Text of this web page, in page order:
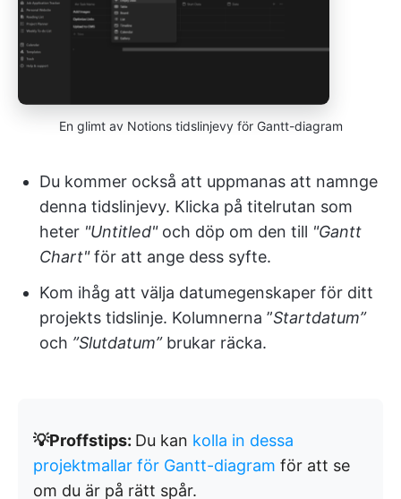
En glimt av Notions tidslinjevy för Gantt-diagram
Du kommer också att uppmanas att namnge
denna tidslinjevy. Klicka på titelrutan som
heter "Untitled"och döp om den till "Gantt
Chart"för att ange dess syfte.
Kom ihåg att välja datumegenskaper för ditt
projekts tidslinje. Kolumnerna ”Startdatum”
och ”Slutdatum”brukar räcka.
💡Proffstips: Du kan kolla in dessa
projektmallar för Gantt-diagram för att se
om du är på rätt spår.